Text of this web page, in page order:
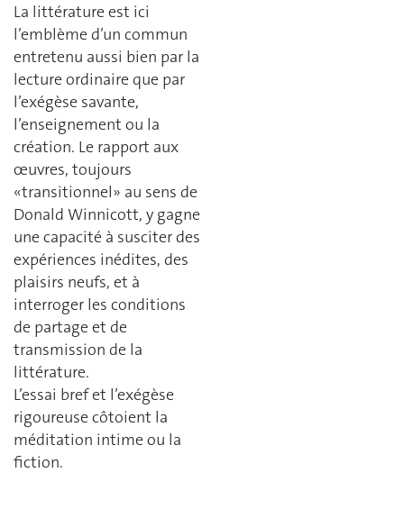
La littérature est ici
l’emblème d’un commun
entretenu aussi bien par la
lecture ordinaire que par
l’exégèse savante,
l’enseignement ou la
création. Le rapport aux
œuvres, toujours
«transitionnel» au sens de
Donald Winnicott, y gagne
une capacité à susciter des
expériences inédites, des
plaisirs neufs, et à
interroger les conditions
de partage et de
transmission de la
littérature.
L’essai bref et l’exégèse
rigoureuse côtoient la
méditation intime ou la
fiction.